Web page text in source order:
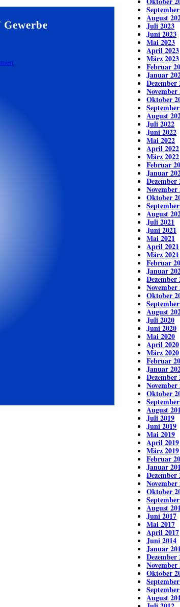
August
Juli 2023
Juni 2023
Mai 2023
April 2023
März 2023
Februar
Januar
Dezember
November
Oktober
August
Juli 2022
Juni 2022
Mai 2022
April 2022
März 2022
Februar
Januar
Dezember
November
Oktober
August
Juli 2021
Juni 2021
Mai 2021
April 2021
März 2021
Februar
Januar
Dezember
November
Oktober
August
Juli 2020
Juni 2020
Mai 2020
April 2020
März 2020
Februar
Januar
Dezember
November
Oktober
August
Juli 2019
Juni 2019
Mai 2019
April 2019
März 2019
Februar
Januar
Dezember
November
Oktober
August
Juni 2017
Mai 2017
April 2017
Juni 2014
Januar
Dezember
November
Oktober
August